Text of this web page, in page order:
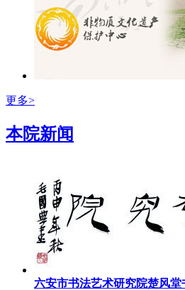
更多>
本院新闻
六安市书法艺术研究院楚风堂